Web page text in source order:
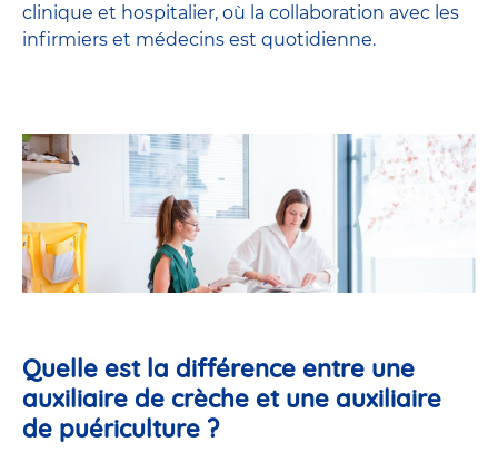
clinique et hospitalier, où la collaboration avec les
infirmiers et médecins est quotidienne.
Quelle est la différence entre une
auxiliaire de crèche et une auxiliaire
de puériculture ?